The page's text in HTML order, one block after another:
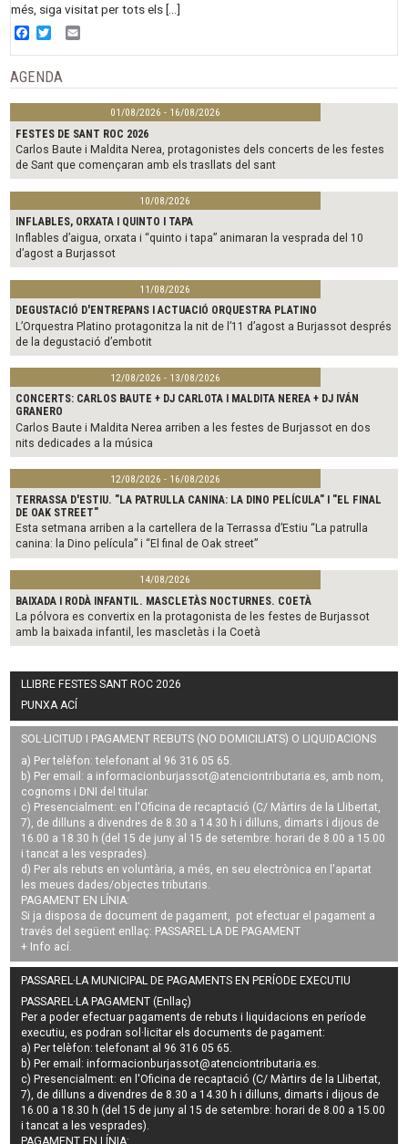
més, siga visitat per tots els […]
Facebook
Twitter
AGENDA
01/08/2026 - 16/08/2026
FESTES DE SANT ROC 2026
Carlos Baute i Maldita Nerea, protagonistes dels concerts de les festes
de Sant que començaran amb els trasllats del sant
10/08/2026
INFLABLES, ORXATA I QUINTO I TAPA
Inflables d’aigua, orxata i “quinto i tapa” animaran la vesprada del 10
d’agost a Burjassot
11/08/2026
DEGUSTACIÓ D'ENTREPANS I ACTUACIÓ ORQUESTRA PLATINO
L’Orquestra Platino protagonitza la nit de l’11 d’agost a Burjassot després
de la degustació d’embotit
12/08/2026 - 13/08/2026
CONCERTS: CARLOS BAUTE + DJ CARLOTA I MALDITA NEREA + DJ IVÁN
GRANERO
Carlos Baute i Maldita Nerea arriben a les festes de Burjassot en dos
nits dedicades a la música
12/08/2026 - 16/08/2026
TERRASSA D'ESTIU. "LA PATRULLA CANINA: LA DINO PELÍCULA" I "EL FINAL
DE OAK STREET"
Esta setmana arriben a la cartellera de la Terrassa d’Estiu “La patrulla
canina: la Dino película” i “El final de Oak street”
14/08/2026
BAIXADA I RODÀ INFANTIL. MASCLETÀS NOCTURNES. COETÀ
La pólvora es convertix en la protagonista de les festes de Burjassot
amb la baixada infantil, les mascletàs i la Coetà
LLIBRE FESTES SANT ROC 2026
PUNXA ACÍ
SOL·LICITUD I PAGAMENT REBUTS (NO DOMICILIATS) O LIQUIDACIONS
a) Per telèfon: telefonant al 96 316 05 65.
b) Per email: a informacionburjassot@atenciontributaria.es , amb nom,
cognoms i DNI del titular.
c) Presencialment: en l'Oficina de recaptació (C/ Màrtirs de la Llibertat,
7), de dilluns a divendres de 8.30 a 14.30 h i dilluns, dimarts i dijous de
16.00 a 18.30 h (del 15 de juny al 15 de setembre: horari de 8.00 a 15.00
i tancat a les vesprades).
d) Per als rebuts en voluntària, a més, en seu electrònica en l'apartat
les meues dades/objectes tributaris.
PAGAMENT EN LÍNIA:
Si ja disposa de document de pagament, pot efectuar el pagament a
través del següent enllaç: PASSAREL·LA DE PAGAMENT
+ Info ací
PASSAREL·LA MUNICIPAL DE PAGAMENTS EN PERÍODE EXECUTIU
PASSAREL·LA PAGAMENT (Enllaç)
Per a poder efectuar pagaments derebuts i liquidacions en període
executiu, es podran sol·licitar els documents de pagament:
a) Per telèfon: telefonant al 96 316 05 65.
b) Per email:informacionburjassot@atenciontributaria.es.
c) Presencialment: en l'Oficina de recaptació (C/ Màrtirs de la Llibertat,
7), de dilluns a divendres de 8.30 a 14.30 h i dilluns, dimarts i dijous de
16.00 a 18.30 h (del 15 de juny al 15 de setembre: horari de 8.00 a 15.00
i tancat a les vesprades).
PAGAMENT EN LÍNIA: